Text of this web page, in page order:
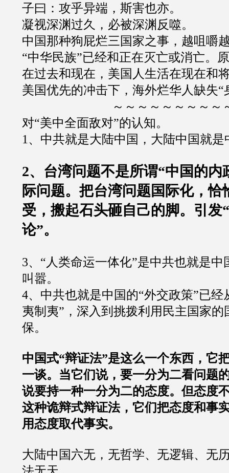
子曰：攻乎异端，斯害也亦。
凝视深渊过久，必被深渊反噬。
中国那种狗屁烂三国家之事，越咀嚼
“中华民族”已经和正在灭亡或消亡。
在过去和现在，美国人生活在现在和
美国优先的冲击下，海外烂华人缺失“
～～～～～～～～～
对“美中全面敌对”的认知。
1 、中共就是大陆中国，大陆中国就是
2、台湾问题不是所谓“中国的内
际问题。把台湾问题国际化，恰
受，搬起石头砸自己的脚。引发“
论”。
3、 “ 人类命运一体化”是中共也就是中
叫嚣。
4、中共也就是中国的“外交政策”已经
夷制夷” ，深入到挑拨利用民主国家
保。
中国式“辩证法”是这么一个东西，它
一谈。当它们说，要一分为二看问题
说要持一种一分为二的态度。但态度
这种诡辩式辩证法，它们把态度和事
用态度取代事实。
大陆中国六无，无哲学、无逻辑、无